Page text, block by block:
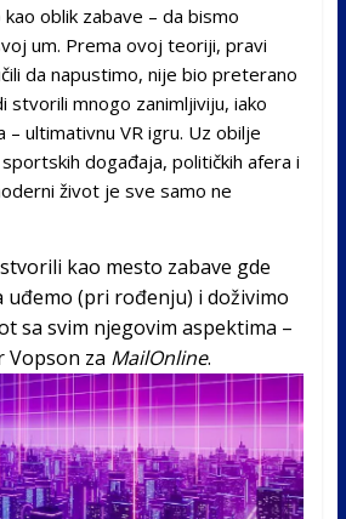
kao oblik zabave – da bismo
um. Prema ovoj teoriji, pravi
da napustimo, nije bio preterano
stvorili mnogo zanimljiviju, iako
– ultimativnu VR igru. Uz obilje
događaja, političkih afera i
život je sve samo ne
kao mesto zabave gde
uđemo (pri rođenju) i doživimo
sa svim njegovim aspektima –
Vopson za MailOnline.